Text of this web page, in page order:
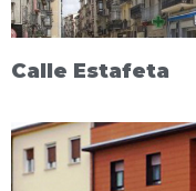
Calle Estafeta